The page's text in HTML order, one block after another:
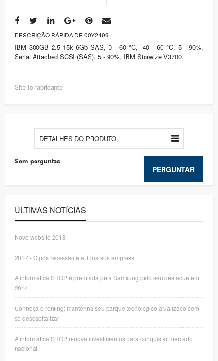
DESCRIÇÃO RÁPIDA DE 00Y2499
IBM 300GB 2.5 15k 6Gb SAS, 0 - 60 °C, -40 - 60 °C, 5 - 90%,
Serial Attached SCSI (SAS), 5 - 90%, IBM Storwize V3700
Site fo fabricante
DETALHES DO PRODUTO
PERGUNTAR
Sem perguntas
ÚLTIMAS NOTÍCIAS
Novo website 2018
2017 - O pós recessão e a TI na sua empresa
A informática SHOP é premiada pela Samsung pelo seu destaque em
2014
Conheça o renting: mantenha seu parque tecnológico atualizado sem
se descapitalizar
A informática SHOP renova investimentos para conquistar mercado
nacional